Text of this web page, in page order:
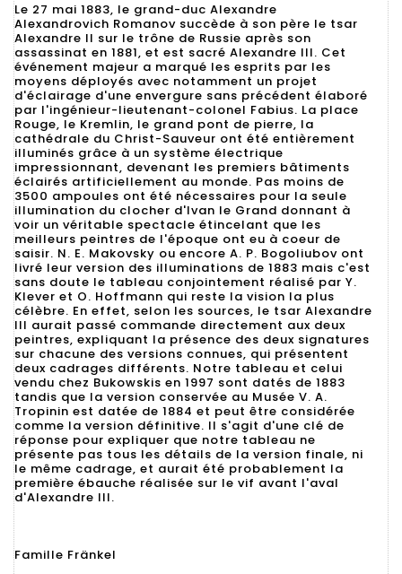
Le 27 mai 1883, le grand-duc Alexandre
Alexandrovich Romanov succède à son père le tsar
Alexandre II sur le trône de Russie après son
assassinat en 1881, et est sacré Alexandre III. Cet
événement majeur a marqué les esprits par les
moyens déployés avec notamment un projet
d'éclairage d'une envergure sans précédent élaboré
par l'ingénieur-lieutenant-colonel Fabius. La place
Rouge, le Kremlin, le grand pont de pierre, la
cathédrale du Christ-Sauveur ont été entièrement
illuminés grâce à un système électrique
impressionnant, devenant les premiers bâtiments
éclairés artificiellement au monde. Pas moins de
3500 ampoules ont été nécessaires pour la seule
illumination du clocher d'Ivan le Grand donnant à
voir un véritable spectacle étincelant que les
meilleurs peintres de l'époque ont eu à coeur de
saisir. N. E. Makovsky ou encore A. P. Bogoliubov ont
livré leur version des illuminations de 1883 mais c'est
sans doute le tableau conjointement réalisé par Y.
Klever et O. Hoffmann qui reste la vision la plus
célèbre. En effet, selon les sources, le tsar Alexandre
III aurait passé commande directement aux deux
peintres, expliquant la présence des deux signatures
sur chacune des versions connues, qui présentent
deux cadrages différents. Notre tableau et celui
vendu chez Bukowskis en 1997 sont datés de 1883
tandis que la version conservée au Musée V. A.
Tropinin est datée de 1884 et peut être considérée
comme la version définitive. Il s'agit d'une clé de
réponse pour expliquer que notre tableau ne
présente pas tous les détails de la version finale, ni
le même cadrage, et aurait été probablement la
première ébauche réalisée sur le vif avant l'aval
d'Alexandre III.
Famille Fränkel